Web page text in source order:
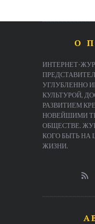
О
ИНТЕРНЕТ-
УГЛУБЛЕННО
КУЛЬТУРОЙ,
РАЗВИТИЕМ
НОВЕЙШИМИ
ОБЩЕСТВЕ.
КОГО БЫТЬ НА
ЖИЗНИ.